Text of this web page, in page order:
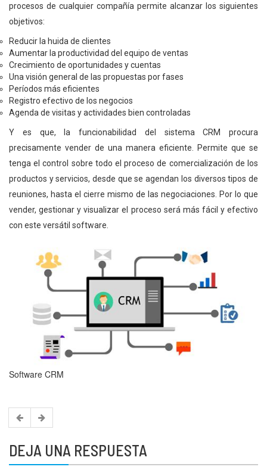
procesos de cualquier compañía permite alcanzar los siguientes
objetivos:
Reducir la huida de clientes
Aumentar la productividad del equipo de ventas
Crecimiento de oportunidades y cuentas
Una visión general de las propuestas por fases
Períodos más eficientes
Registro efectivo de los negocios
Agenda de visitas y actividades bien controladas
Y es que, la funcionabilidad del sistema CRM procura
precisamente vender de una manera eficiente. Permite que se
tenga el control sobre todo el proceso de comercialización de los
productos y servicios, desde que se agendan los diversos tipos de
reuniones, hasta el cierre mismo de las negociaciones. Por lo que
vender, gestionar y visualizar el proceso será más fácil y efectivo
con este versátil software.
Software CRM
DEJA UNA RESPUESTA